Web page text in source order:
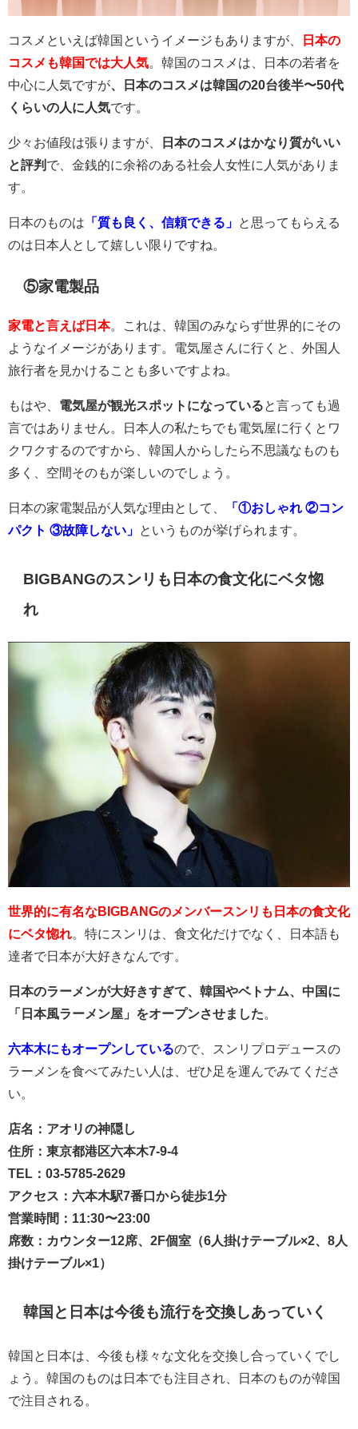
コスメといえば韓国というイメージもありますが、
日本の
コスメも韓国では大人気 。韓国のコスメは、日本の若者を
中心に人気ですが 、日本のコスメは韓国の20台後半〜50代
くらいの人に人気です。
少々お値段は張りますが、
日本のコスメはかなり質がいい
と評判 で、金銭的に余裕のある社会人女性に人気がありま
す。
日本のものは 「質も良く、信頼できる」
と思ってもらえる
のは日本人として嬉しい限りですね。
⑤家電製品
家電と言えば日本。これは、韓国のみならず世界的にその
ようなイメージがあります。電気屋さんに行くと、外国人
旅行者を見かけることも多いですよね。
もはや、 電気屋が観光スポットになっている と言っても過
言ではありません。日本人の私たちでも電気屋に行くとワ
クワクするのですから、韓国人からしたら不思議なものも
多く、空間そのもが楽しいのでしょう。
日本の家電製品が人気な理由として、
「①おしゃれ ②コン
パクト ③故障しない」
というものが挙げられます。
BIGBANGのスンリも日本の食文化にベタ惚
れ
世界的に有名なBIGBANGのメンバースンリも日本の食文化
にベタ惚れ 。特にスンリは、食文化だけでなく、日本語も
達者で日本が大好きなんです。
日本のラーメンが大好きすぎて、韓国やベトナム、中国に
「日本風ラーメン屋」をオープンさせました
六本木にもオープンしているので、スンリプロデュースの
ラーメンを食べてみたい人は、ぜひ足を運んでみてくださ
い。
店名：アオリの神隠し
住所：東京都港区六本木7-9-4
TEL：03-5785-2629
アクセス：六本木駅7番口から徒歩1分
営業時間：11:30〜23:00
席数：カウンター12席、2F個室（6人掛けテーブル×2、8人
掛けテーブル×1）
韓国と日本は今後も流行を交換しあっていく
韓国と日本は、今後も様々な文化を交換し合っていくでし
ょう。韓国のものは日本でも注目され、日本のものが韓国
で注目される。